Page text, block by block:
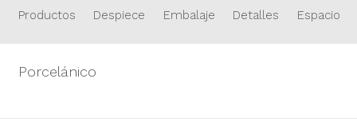
Productos Despiece Embalaje Detalles Espacios
Porcelánico